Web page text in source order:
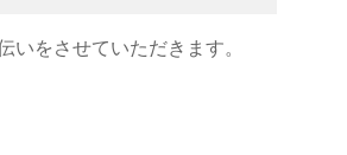
をさせていただきます。